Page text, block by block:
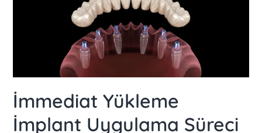
İmmediat Yükleme
İmplant Uygulama Süreci